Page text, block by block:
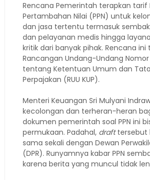
Rencana Pemerintah terapkan tarif
Pertambahan Nilai (PPN) untuk
dan jasa tertentu termasuk
dan pelayanan medis hingga
kritik dari banyak pihak. Rencana
Rancangan Undang-Undang Nomor
tentang Ketentuan Umum dan
Perpajakan (RUU KUP).
Menteri Keuangan Sri Mulyani
kecolongan dan terheran-heran
dokumen pemerintah soal PPN ini
permukaan. Padahal, drafttersebut
sama sekali dengan Dewan
(DPR). Runyamnya kabar PPN
karena berita yang muncul tidak